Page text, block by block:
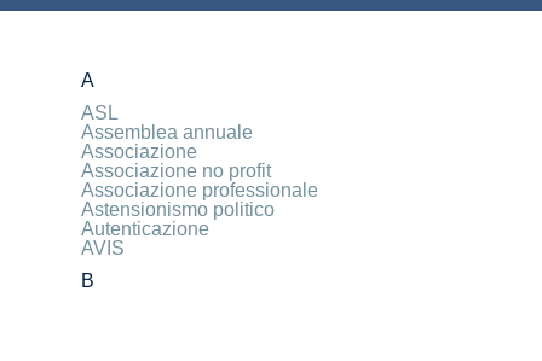
A
ASL
Assemblea annuale
Associazione
Associazione no profit
Associazione professionale
Astensionismo politico
Autenticazione
AVIS
B